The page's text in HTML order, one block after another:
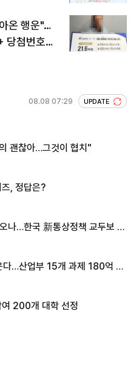
온 행운"…
첨번호조
08.08 07:29 UPDATE
괜찮아…그것이 협치"
, 정답은?
나…한국 新통상정책 교두보 활
다…산업부 15개 과제 180억 지
200개 대학 선정